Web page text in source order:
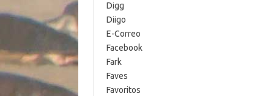
Digg
Diigo
E-Correo
Facebook
Fark
Faves
Favoritos